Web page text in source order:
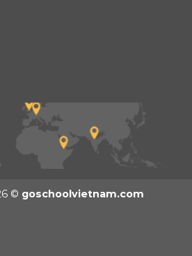
© goschoolvietnam.com